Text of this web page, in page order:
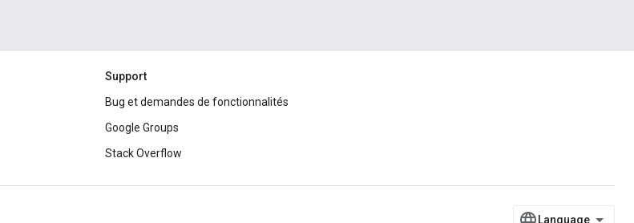
Support
Bug et demandes de fonctionnalités
Google Groups
Stack Overflow